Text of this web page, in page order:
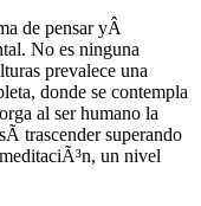
de pensar yÂ
No es ninguna
prevalece una
donde se contempla
al ser humano la
trascender superando
un nivel